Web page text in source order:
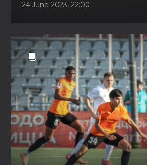
24 June 2023, 22:00